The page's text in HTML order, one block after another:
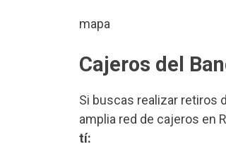
mapa
Cajeros del
Si buscas realizar retiros
amplia red de cajeros en
tí: